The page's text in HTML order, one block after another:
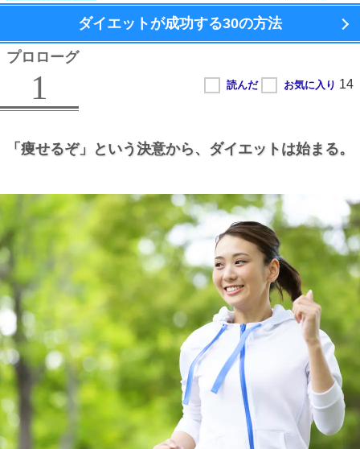
ダイエットが成功する30の方法
プロローグ
1
「痩せるぞ」という決意から、 ダイエットは始まる。